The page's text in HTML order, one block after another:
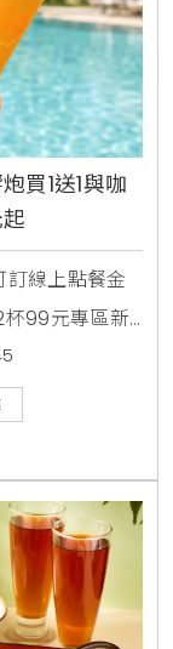
買1送1與咖
線上點餐金
99元專區新
送1，8月5日